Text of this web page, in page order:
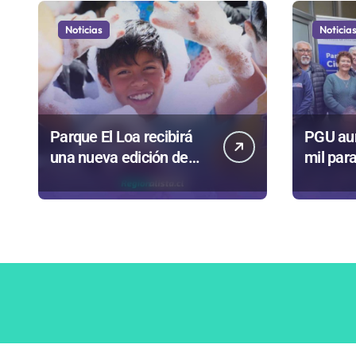
Noticias
Parque El Loa recibirá
una nueva edición de
“Kuy Kuy” para celebrar
el Día del Niño
Noticias
PGU
mil
años